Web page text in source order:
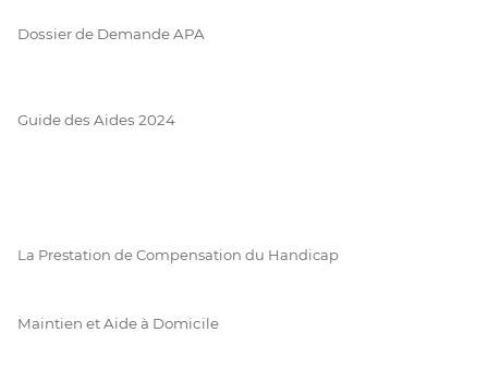
Dossier de Demande APA
Guide des Aides 2024
La Prestation de Compensation du Handicap
Maintien et Aide à Domicile